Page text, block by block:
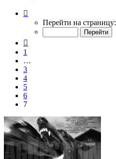
Перейти на страницу:
1
…
3
4
5
6
7